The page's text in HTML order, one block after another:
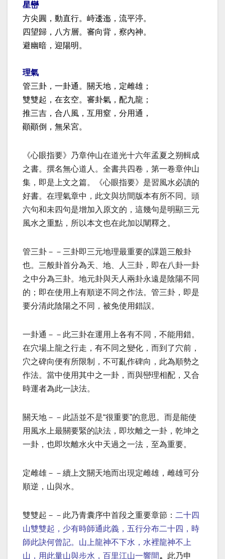
星巒
方尖圓，動直行。峙逶迤，流平渟。
四望歸，八方層。審向背，察內神。
避幽暗，迎陽明。
理氣
管三卦，一卦通。關天地，定雌雄；
雙雙起，在玄空。審卦氣，配九龍；
推三吉，合八風，互用窒，分用通，
顚顚倒，無呆宮。
《心眼指要》乃章仲山在道光十六年孟夏之朔輯成
之書。撰名無心道人。全書共四卷，第一卷章仲山
集，即是上文之篇。《心眼指要》是習風水必讀的
好書。在理氣章中，此文與坊間版本有所不同。頭
六句和未四句是增加入原文的，這幾句是明顯三元
風水之重點，所以本文也在此加以闡釋之。
管三卦－－三卦即三元地理最重要的課題三般卦
也。三般卦首分為天、地、人三卦，即在八卦一卦
之中分為三卦。地元卦與天人兩卦永遠是陰陽不同
的；即在使用上有順逆不同之作法。管三卦，即是
要分清此陰陽之不同，被免使用錯誤。
一卦通－－此三卦在運用上各有不同，不能用錯。
在穴場上龍之行走，有不同之變化，而到了穴前，
穴之碑向便有所限制，不可亂作碑向，此為順勢之
作法。當中使用其中之一卦，而與巒理相配，又合
時運者為此一訣法。
關天地－－此語並不是“很重要”的意思。而是能使
用風水上最關要緊的訣法，即坎離之一卦，乾坤之
一卦，也即坎離水火中天過之一法，至為重要。
定雌雄－－續上文關天地而出現定雌雄，雌雄可分
順逆，山與水。
雙雙起－－此乃青囊序中首段之重要章節： 二十四
山雙雙起，少有時師通此義，五行分布二十四，時
師此訣何曾記。山上龍神不下水，水裡龍神不上
山，用此量山與步水，百里江山一響間。 此乃申